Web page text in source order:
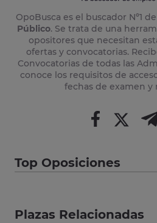
OpoBusca es el buscador Nº1 de
Público. Se trata de una
opositores que necesitan
ofertas y convocatorias.
Convocatorias de todas las
conoce los requisitos de
fechas de examen y
Top Oposiciones
Plazas Relacionadas